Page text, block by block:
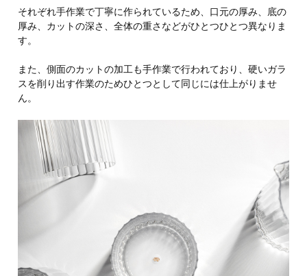
それぞれ手作業で丁寧に作られているため、口元の厚み、底の
厚み、カットの深さ、全体の重さなどがひとつひとつ異なりま
す。
また、側面のカットの加工も手作業で行われており、硬いガラ
スを削り出す作業のためひとつとして同じには仕上がりませ
ん。